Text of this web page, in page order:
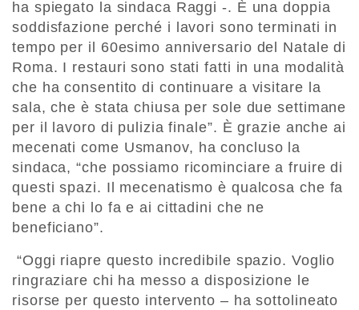
ha spiegato la sindaca Raggi -. È una doppia
soddisfazione perché i lavori sono terminati in
tempo per il 60esimo anniversario del Natale di
Roma. I restauri sono stati fatti in una modalità
che ha consentito di continuare a visitare la
sala, che è stata chiusa per sole due settimane
per il lavoro di pulizia finale”. È grazie anche ai
mecenati come Usmanov, ha concluso la
sindaca, “che possiamo ricominciare a fruire di
questi spazi. Il mecenatismo è qualcosa che fa
bene a chi lo fa e ai cittadini che ne
beneficiano”.
“Oggi riapre questo incredibile spazio. Voglio
ringraziare chi ha messo a disposizione le
risorse per questo intervento – ha sottolineato